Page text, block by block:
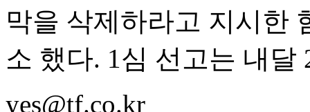
막을 삭제하라고 지시한
소 했다. 1심 선고는 내달
yes@tf.co.kr